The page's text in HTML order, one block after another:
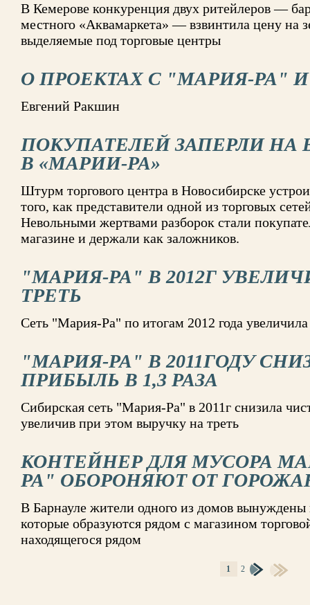
В Кемерове конкуренция двух ритейлеров —
местного «Аквамаркета» — взвинтила цену на
выделяемые под торговые центры
О ПРОЕКТАХ С "МАРИЯ-РА"
Евгений Ракшин
ПОКУПАТЕЛЕЙ ЗАПЕРЛИ НА
В «МАРИИ-РА»
Штурм торгового центра в Новосибирске
того, как представители одной из торговых
Невольными жертвами разборок стали
магазине и держали как заложников.
"МАРИЯ-РА" В 2012Г
ТРЕТЬ
Сеть "Мария-Ра" по итогам 2012 года
"МАРИЯ-РА" В 2011ГОДУ
ПРИБЫЛЬ В 1,3 РАЗА
Сибирская сеть "Мария-Ра" в 2011г снизила
увеличив при этом выручку на треть
КОНТЕЙНЕР ДЛЯ МУСОРА
РА" ОБОРОНЯЮТ ОТ
В Барнауле жители одного из домов вынуждены
которые образуются рядом с магазином
находящегося рядом
1 2